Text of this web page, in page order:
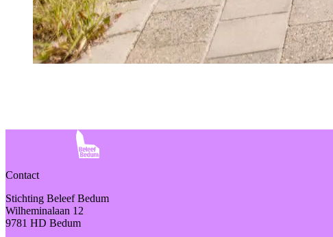
Contact
Stichting Beleef Bedum
Wilheminalaan 12
9781 HD Bedum